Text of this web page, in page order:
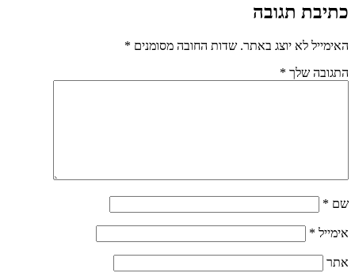
כתיבת תגובה
האימייל לא יוצג באתר. שדות החובה מסומנים *
התגובה שלך *
שם *
אימייל *
אתר